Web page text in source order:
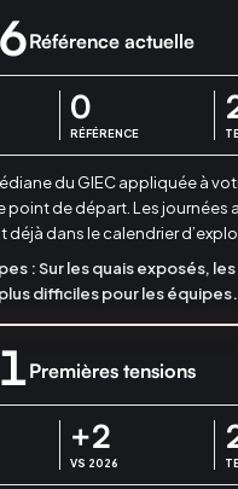
Référence actuelle
0
RÉFÉRENCE
du GIEC appliquée à
point de départ. Les journées
déjà dans le calendrier
:Sur les quais exposés,
difficiles pour les équipes.
Premières tensions
+2
VS 2026